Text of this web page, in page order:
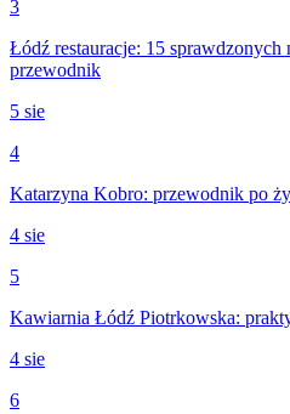
3
Łódź restauracje: 15
przewodnik
5 sie
4
Katarzyna Kobro: przewodnik po
4 sie
5
Kawiarnia Łódź Piotrkowska:
4 sie
6